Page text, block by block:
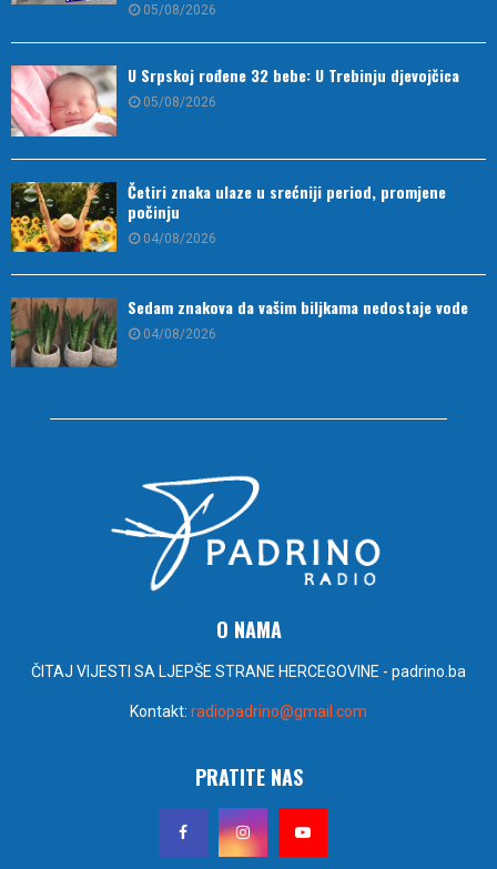
05/08/2026
U Srpskoj rođene 32 bebe: U Trebinju djevojčica
05/08/2026
Četiri znaka ulaze u srećniji period, promjene
počinju
04/08/2026
Sedam znakova da vašim biljkama nedostaje vode
04/08/2026
O NAMA
ČITAJ VIJESTI SA LJEPŠE STRANE HERCEGOVINE - padrino.ba
Kontakt: radiopadrino@gmail.com
PRATITE NAS